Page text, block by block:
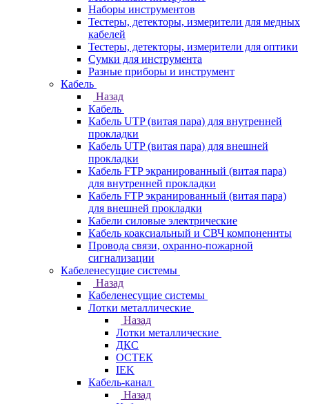
Наборы инструментов
Тестеры, детекторы, измерители для медных
кабелей
Тестеры, детекторы, измерители для оптики
Сумки для инструмента
Разные приборы и инструмент
Кабель
Назад
Кабель
Кабель UTP (витая пара) для внутренней
прокладки
Кабель UTP (витая пара) для внешней
прокладки
Кабель FTP экранированный (витая пара)
для внутренней прокладки
Кабель FTP экранированный (витая пара)
для внешней прокладки
Кабели силовые электрические
Кабель коаксиальный и СВЧ компоненнты
Провода связи, охранно-пожарной
сигнализации
Кабеленесущие системы
Назад
Кабеленесущие системы
Лотки металлические
Назад
Лотки металлические
ДКС
ОСТЕК
IEK
Кабель-канал
Назад